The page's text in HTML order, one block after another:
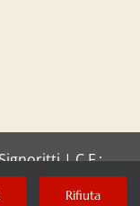
| C.F.:
Rifiuta